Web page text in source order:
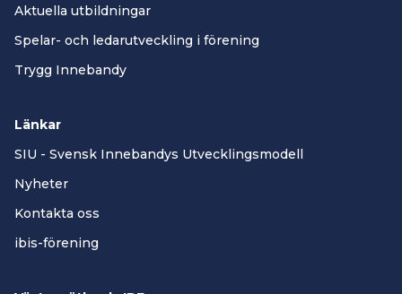
Aktuella utbildningar
Spelar- och ledarutveckling i förening
Trygg Innebandy
Länkar
SIU - Svensk Innebandys Utvecklingsmodell
Nyheter
Kontakta oss
ibis-förening